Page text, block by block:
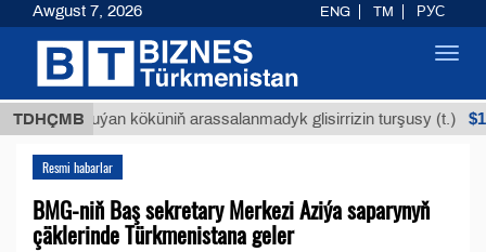
TDHÇMB
Buýan köküniň arassalanmadyk glisirrizin turşusy (t.)
Resmi habarlar
BMG-niň Baş sekretary Merkezi Aziýa saparynyň
çäklerinde Türkmenistana geler
Awgust 7, 2026 ENG TM РУС